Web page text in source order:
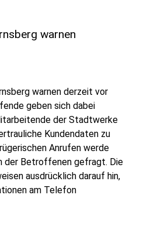
warnen
warnen derzeit vor
geben sich dabei
der Stadtwerke
Kundendaten zu
Anrufen werde
der Betroffenen gefragt. Die
ausdrücklich darauf hin,
am Telefon